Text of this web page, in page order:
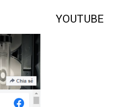
YOUTUBE